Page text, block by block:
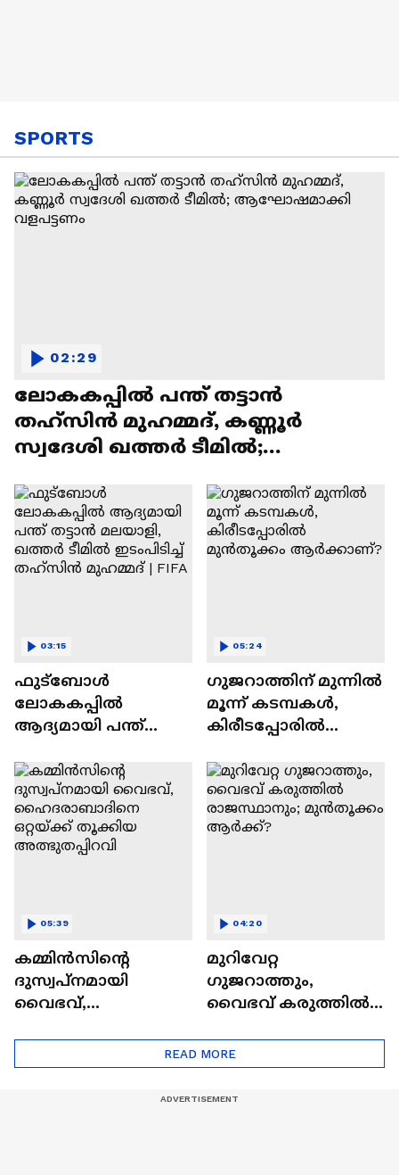
SPORTS
ലോകകപ്പിൽ പന്ത് തട്ടാൻ
തഹ്സിന്‍ മുഹമ്മദ്, കണ്ണൂർ
സ്വദേശി ഖത്തർ ടീമിൽ;
02:29
ഫുട്ബോ‍ൾ
ലോകകപ്പിൽ
ആദ്യമായി പന്ത്
ഖത്തർ ടീമിൽ
ഇടംപിടിച്ച് തഹ്സിന്‍
മുഹമ്മദ് | FIFA
03:15
ഗുജറാത്തിന് മുന്നില്‍
മൂന്ന് കടമ്പകള്‍,
കിരീടപ്പോരില്‍
ആര്‍ക്കാണ്?
05:24
കമ്മിൻസിന്റെ
ദുസ്വപ്നമായി
വൈഭവ്,
അത്ഭുതപ്പിറവി
05:39
മുറിവേറ്റ
ഗുജറാത്തും,
വൈഭവ് കരുത്തില്‍
മുൻതൂക്കം ആർക്ക്?
04:20
READ MORE